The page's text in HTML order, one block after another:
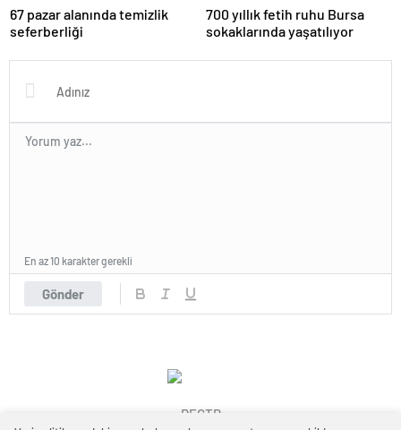
67 pazar alanında temizlik
seferberliği
700 yıllık fetih ruhu Bursa
sokaklarında yaşatılıyor
Gönder
En az 10 karakter gerekli
REGTR